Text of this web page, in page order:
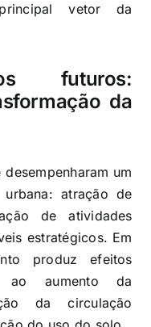
vetor da
futuros:
da
um
atração de
de atividades
estratégicos. Em
produz efeitos
ao aumento da
da circulação